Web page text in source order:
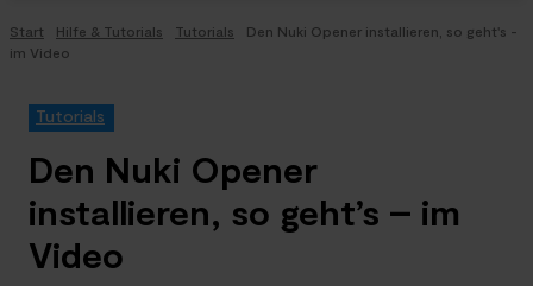
Start Hilfe & Tutorials Tutorials
Den Nuki Opener installieren, so geht's -
im Video
Tutorials
Den Nuki Opener
installieren, so geht’s – im
Video